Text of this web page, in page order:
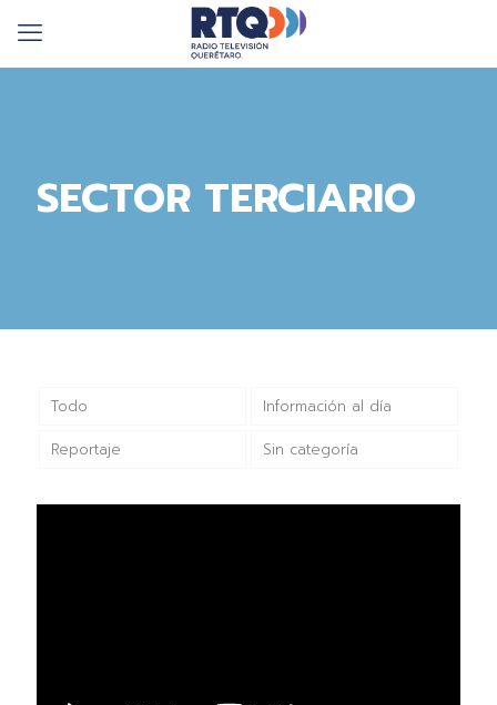
SECTOR TERCIARIO
Todo Información al día
Reportaje Sin categoría